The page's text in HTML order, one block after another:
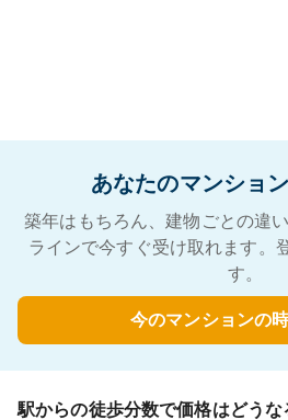
あなたのマンショ
築年はもちろん、建物ごとの違
ラインで今すぐ受け取れます。
す。
今のマンションの
駅からの徒歩分数で価格はどうな